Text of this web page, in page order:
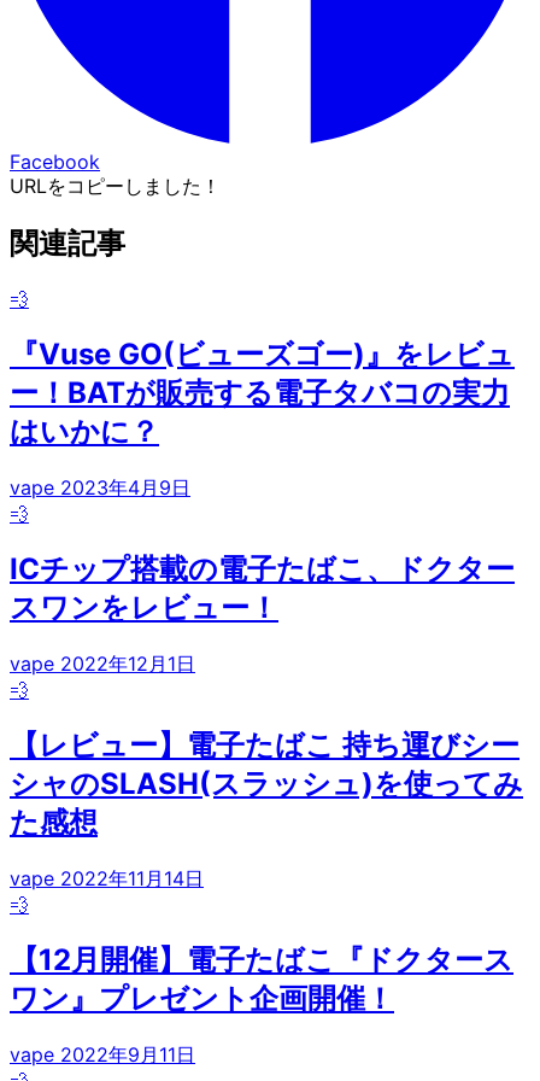
Facebook
URLをコピーしました！
関連記事
💨
『Vuse GO(ビューズゴー)』をレビュ
ー！BATが販売する電子タバコの実力
はいかに？
vape 2023年4月9日
💨
ICチップ搭載の電子たばこ、ドクター
スワンをレビュー！
vape 2022年12月1日
💨
【レビュー】電子たばこ 持ち運びシー
シャのSLASH(スラッシュ)を使ってみ
た感想
vape 2022年11月14日
💨
【12月開催】電子たばこ『ドクタース
ワン』プレゼント企画開催！
vape 2022年9月11日